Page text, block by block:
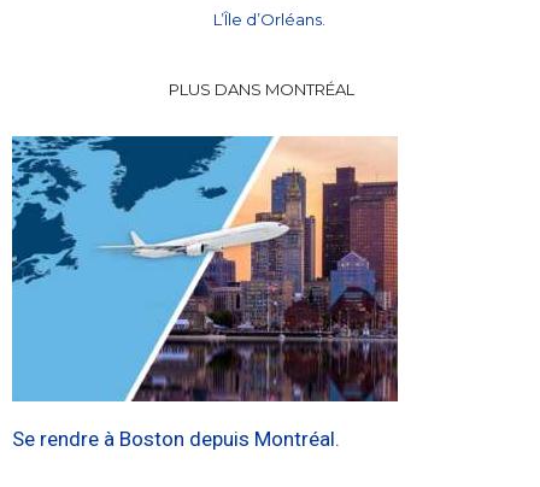
L’Île d’Orléans.
PLUS DANS MONTRÉAL
Se rendre à Boston depuis Montréal.